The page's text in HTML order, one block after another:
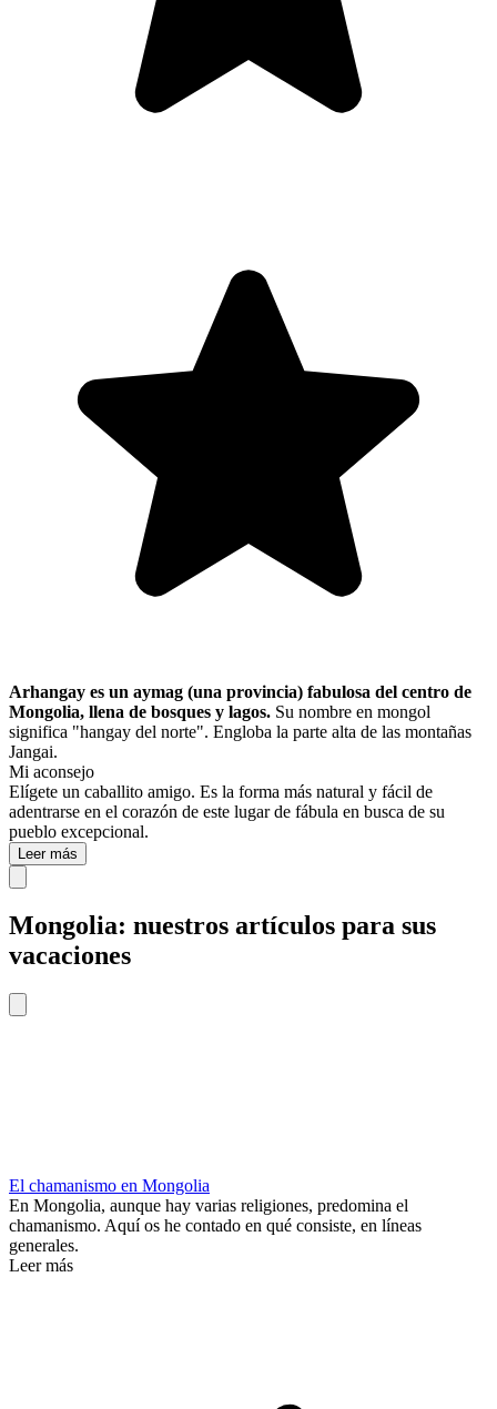
Arhangay es un aymag (una provincia) fabulosa del centro de
Mongolia, llena de bosques y lagos. Su nombre en mongol
significa "hangay del norte". Engloba la parte alta de las montañas
Jangai.
Mi aconsejo
Elígete un caballito amigo. Es la forma más natural y fácil de
adentrarse en el corazón de este lugar de fábula en busca de su
pueblo excepcional.
Leer más
Mongolia: nuestros artículos para sus
vacaciones
El chamanismo en Mongolia
En Mongolia, aunque hay varias religiones, predomina el
chamanismo. Aquí os he contado en qué consiste, en líneas
generales.
Leer más